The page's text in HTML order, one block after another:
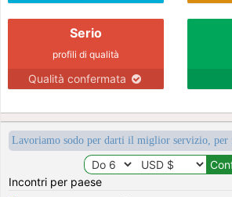
Serio
profili di qualità
Qualità confermata
Lavoriamo sodo per darti il miglior servizio, per
Incontri per paese